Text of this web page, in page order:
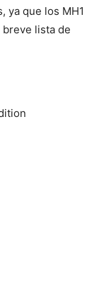
ya que los MH1
lista de